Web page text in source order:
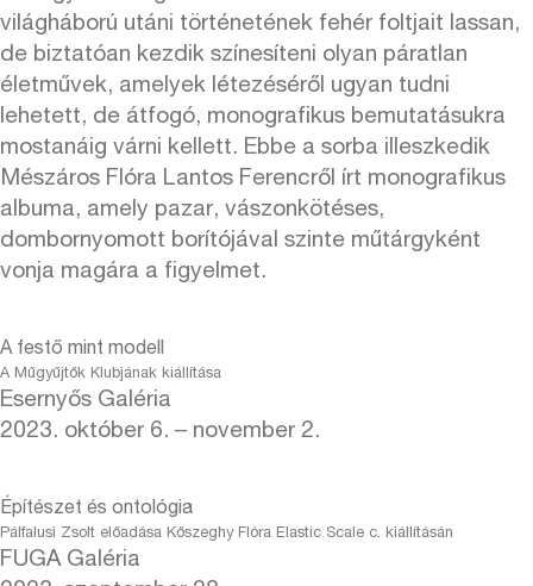
világháború utáni történetének fehér foltjait lassan,
de biztatóan kezdik színesíteni olyan páratlan
életművek, amelyek létezéséről ugyan tudni
lehetett, de átfogó, monografikus bemutatásukra
mostanáig várni kellett. Ebbe a sorba illeszkedik
Mészáros Flóra Lantos Ferencről írt monografikus
albuma, amely pazar, vászonkötéses,
dombornyomott borítójával szinte műtárgyként
vonja magára a figyelmet.
A festő mint modell
A Műgyűjtők Klubjának kiállítása
Esernyős Galéria
2023. október 6. – november 2.
Építészet és ontológia
Pálfalusi Zsolt előadása Kőszeghy Flóra Elastic Scale c. kiállításán
FUGA Galéria